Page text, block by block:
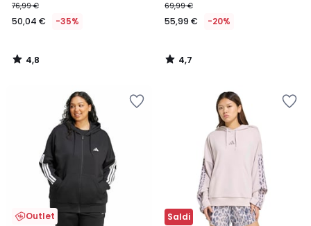
76,99 €
50,04 € -35%
4,8
/
69,99 €
55,99 € -20%
4,7
/
Outlet Saldi